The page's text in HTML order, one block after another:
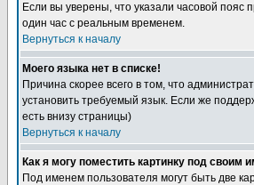
Если вы уверены, что указали часовой
один час с реальным временем.
Вернуться к началу
Моего языка нет в списке!
Причина скорее всего в том, что
установить требуемый язык. Если же
есть внизу страницы)
Вернуться к началу
Как я могу поместить картинку под своим
Под именем пользователя могут быть две